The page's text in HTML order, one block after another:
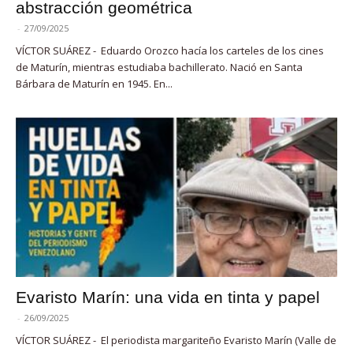
abstracción geométrica
- 27/09/2025
VÍCTOR SUÁREZ - Eduardo Orozco hacía los carteles de los cines
de Maturín, mientras estudiaba bachillerato. Nació en Santa
Bárbara de Maturín en 1945. En...
Evaristo Marín: una vida en tinta y papel
- 26/09/2025
VÍCTOR SUÁREZ - El periodista margariteño Evaristo Marín (Valle de